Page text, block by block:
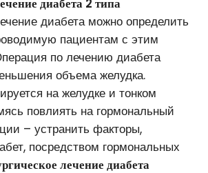
диабета 2 типа
диабета можно определить
пациентам с этим
по лечению диабета
объема желудка.
на желудке и тонком
повлиять на гормональный
– устранить факторы,
посредством гормональных
лечение диабета